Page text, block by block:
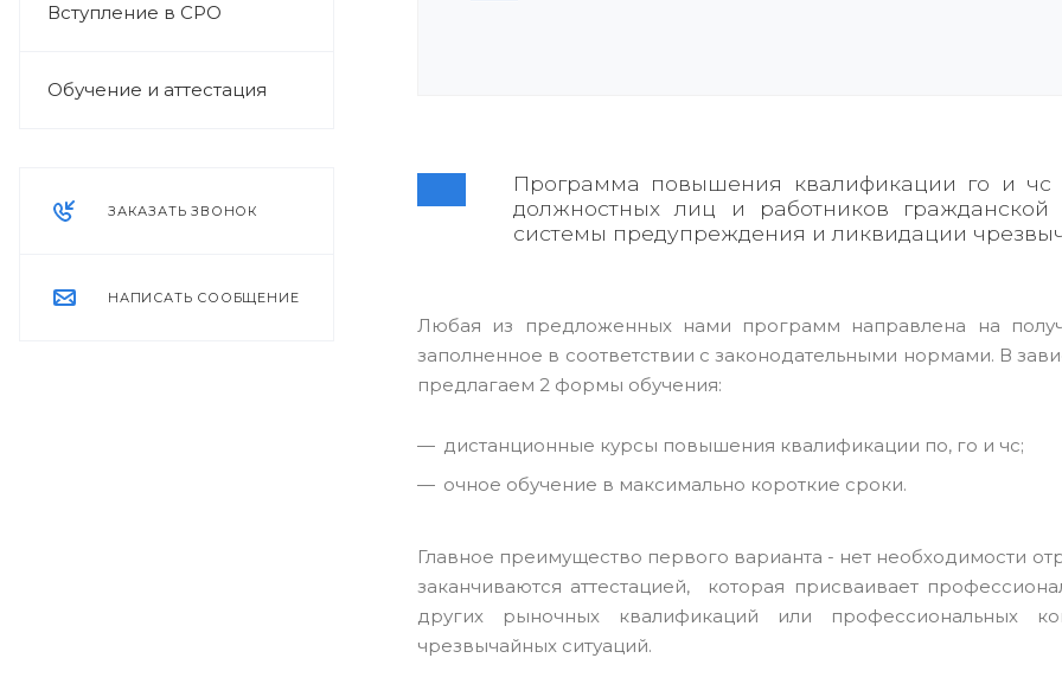
Вступление в СРО
Обучение и аттестация
ЗАКАЗАТЬ ЗВОНОК
НАПИСАТЬ СООБЩЕНИЕ
Программа повышения квалификации го и чс
должностных лиц и работников
системы предупреждения и ликвидации
Любая из предложенных нами программ направлена на
заполненное в соответствии с законодательными нормами. В
предлагаем 2 формы обучения:
дистанционные курсы повышения квалификации по, го и чс;
очное обучение в максимально короткие сроки.
Главное преимущество первого варианта - нет необходимости
заканчиваются аттестацией, которая присваивает
других рыночных квалификаций или профессиональных
чрезвычайных ситуаций.